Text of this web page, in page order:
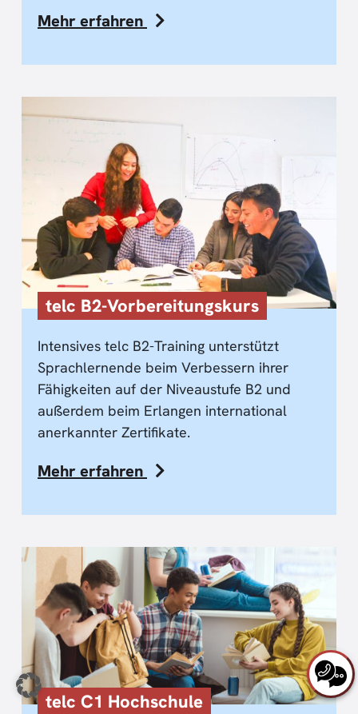
Mehr erfahren
telc B2-Vorbereitungskurs
Intensives telc B2-Training unterstützt
Sprachlernende beim Verbessern ihrer
Fähigkeiten auf der Niveaustufe B2 und
außerdem beim Erlangen international
anerkannter Zertifikate.
Mehr erfahren
telc C1 Hochschule